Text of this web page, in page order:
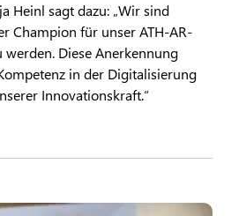
Heinl sagt dazu: „Wir sind
Champion für unser ATH-AR-
werden. Diese Anerkennung
in der Digitalisierung
Innovationskraft.“